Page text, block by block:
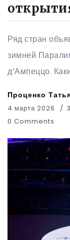
Ряд стран
зимней
д’Ампеццо.
Проценко
4 марта 2026
0 Comments